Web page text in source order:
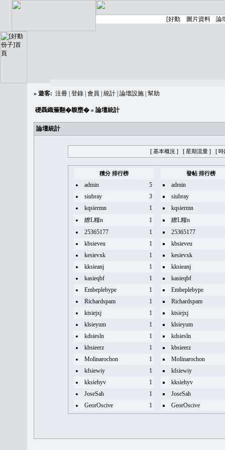
» 遊客: 注冊 登錄 會員 統計 論壇設施 幫助
礎聶織簷翻�䪖壅� » 論壇統計
論壇統計
[ 基本概況 ] [ 星期流量 ] [ 時
積分 排行榜 發帖 排行榜
admin 5
admin
siubray
3
siubray
kqsiermn
1
kqsiermn
繚L糧n
1
繚L糧n
25365177
1
25365177
kbsieveu
1
kbsieveu
kesievxk
1
kesievxk
kksieanj
1
kksieanj
kasieqbf
1
kasieqbf
Embeplebype
1
Embeplebype
Richardspam
1
Richardspam
ktsiejxj
1
ktsiejxj
klsieyum
1
klsieyum
kdsiesln
1
kdsiesln
kbsieerz
1
kbsieerz
Molinarochon
1
Molinarochon
kfsiewiy
1
kfsiewiy
kksiehyv
1
kksiehyv
JoseSah
1
JoseSah
GeorOscive
1 GeorOscive